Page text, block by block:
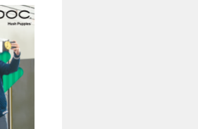
Promociones BACK to school 2018 de la prensa grafica y jugueton